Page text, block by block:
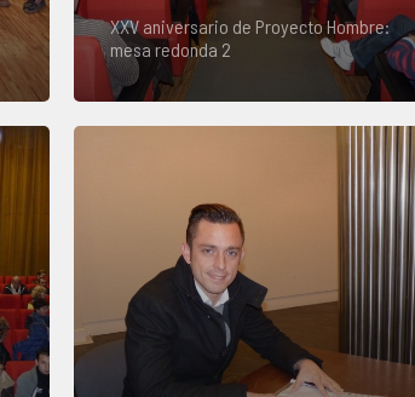
XXV aniversario de Proyecto Hombre:
mesa redonda 2